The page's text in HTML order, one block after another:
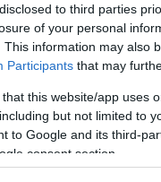
to third parties
of your personal
This information may also
Participants that may
that this website/app uses
but not limited to
to Google and its third-
consent section.